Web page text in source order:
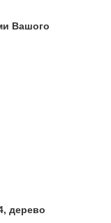
Вашого
дерево